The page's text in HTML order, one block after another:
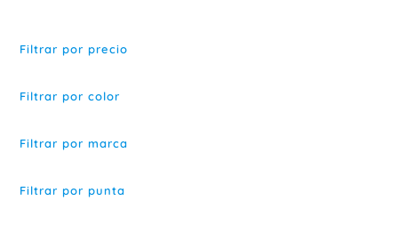
Filtrar por precio
Filtrar por color
Filtrar por marca
Filtrar por punta